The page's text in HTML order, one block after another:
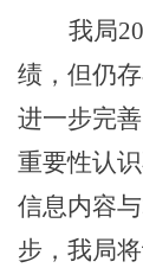
我局
绩，但仍
进一步完
重要性认
信息内容
步，我局